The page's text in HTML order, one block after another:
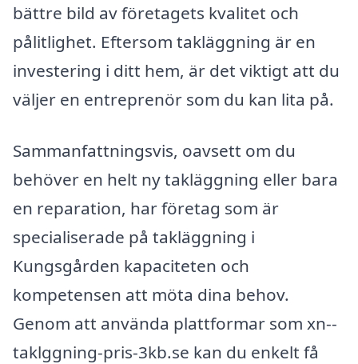
bättre bild av företagets kvalitet och
pålitlighet. Eftersom takläggning är en
investering i ditt hem, är det viktigt att du
väljer en entreprenör som du kan lita på.
Sammanfattningsvis, oavsett om du
behöver en helt ny takläggning eller bara
en reparation, har företag som är
specialiserade på takläggning i
Kungsgården kapaciteten och
kompetensen att möta dina behov.
Genom att använda plattformar som xn--
taklggning-pris-3kb.se kan du enkelt få